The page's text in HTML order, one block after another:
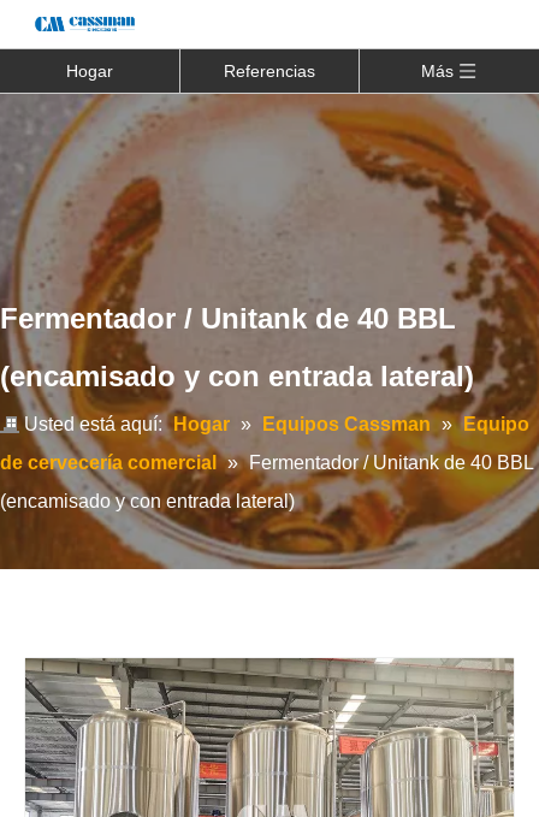
Hogar Referencias Más
Fermentador / Unitank de 40 BBL
(encamisado y con entrada lateral)
Usted está aquí: Hogar » Equipos Cassman » Equipo
de cervecería comercial
» Fermentador / Unitank de 40 BBL
(encamisado y con entrada lateral)